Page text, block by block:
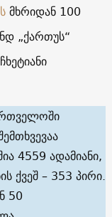
მხრიდან 100
„ქართუს“
4559 ადამიანი,
ქვეშ – 353 პირი.
50